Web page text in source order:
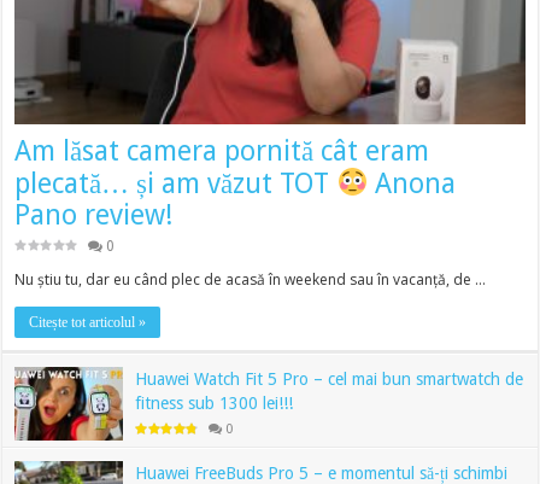
Am lăsat camera pornită cât eram
plecată… și am văzut TOT
Anona
Pano review!
0
Nu știu tu, dar eu când plec de acasă în weekend sau în vacanță, de …
Citește tot articolul »
Huawei Watch Fit 5 Pro – cel mai bun smartwatch de
fitness sub 1300 lei!!!
0
Huawei FreeBuds Pro 5 – e momentul să-ți schimbi